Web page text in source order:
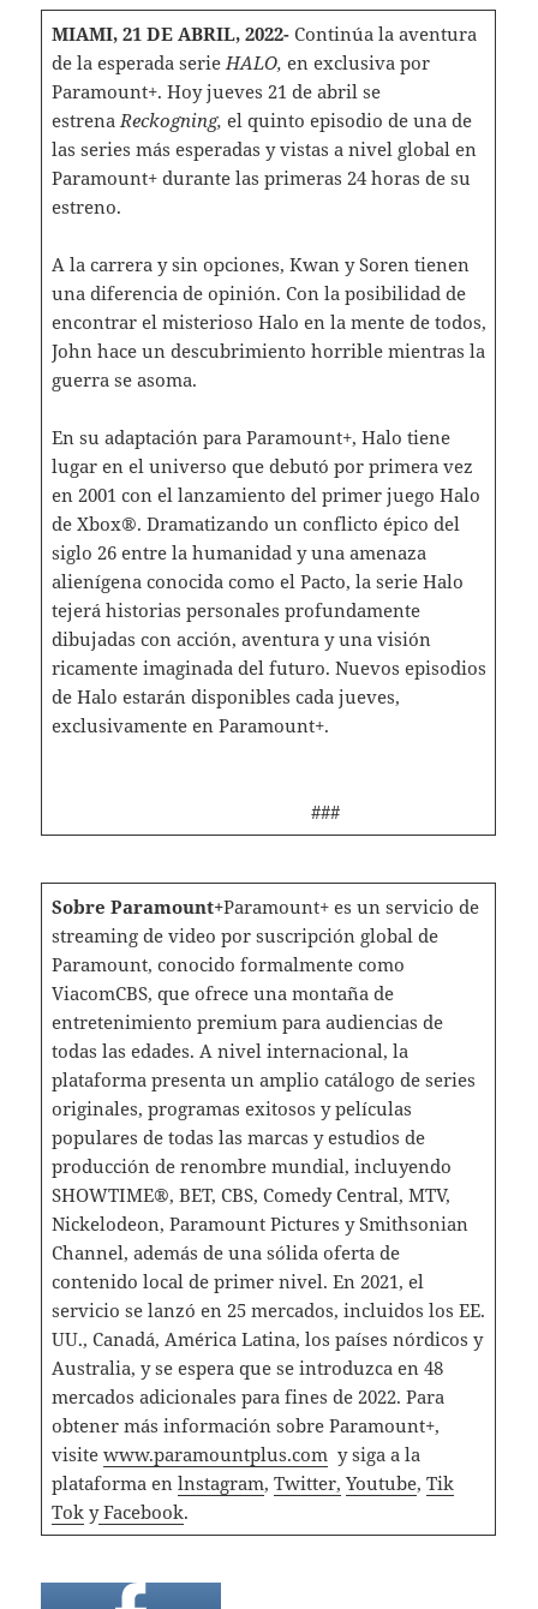
MIAMI, 21 DE ABRIL, 2022- Continúa la aventura
de la esperada serie HALO, en exclusiva por
Paramount+. Hoy jueves 21 de abril se
estrena Reckogning, el quinto episodio de una de
las series más esperadas y vistas a nivel global en
Paramount+ durante las primeras 24 horas de su
estreno.
A la carrera y sin opciones, Kwan y Soren tienen
una diferencia de opinión. Con la posibilidad de
encontrar el misterioso Halo en la mente de todos,
John hace un descubrimiento horrible mientras la
guerra se asoma.
En su adaptación para Paramount+, Halo tiene
lugar en el universo que debutó por primera vez
en 2001 con el lanzamiento del primer juego Halo
de Xbox®. Dramatizando un conflicto épico del
siglo 26 entre la humanidad y una amenaza
alienígena conocida como el Pacto, la serie Halo
tejerá historias personales profundamente
dibujadas con acción, aventura y una visión
ricamente imaginada del futuro. Nuevos episodios
de Halo estarán disponibles cada jueves,
exclusivamente en Paramount+.
###
Sobre Paramount+Paramount+ es un servicio de
streaming de video por suscripción global de
Paramount, conocido formalmente como
ViacomCBS, que ofrece una montaña de
entretenimiento premium para audiencias de
todas las edades. A nivel internacional, la
plataforma presenta un amplio catálogo de series
originales, programas exitosos y películas
populares de todas las marcas y estudios de
producción de renombre mundial, incluyendo
SHOWTIME®, BET, CBS, Comedy Central, MTV,
Nickelodeon, Paramount Pictures y Smithsonian
Channel, además de una sólida oferta de
contenido local de primer nivel. En 2021, el
servicio se lanzó en 25 mercados, incluidos los EE.
UU., Canadá, América Latina, los países nórdicos y
Australia, y se espera que se introduzca en 48
mercados adicionales para fines de 2022. Para
obtener más información sobre Paramount+,
visite www.paramountplus.com y siga a la
plataforma en lnstagram, Twitter, Youtube, Tik
TokyFacebook.